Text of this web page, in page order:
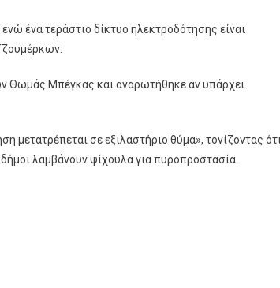
ένα τεράστιο δίκτυο ηλεκτροδότησης είναι
Θωμάς Μπέγκας και αναρωτήθηκε αν υπάρχει
σε εξιλαστήριο θύμα», τονίζοντας
λαμβάνουν ψίχουλα για πυροπροστασία.